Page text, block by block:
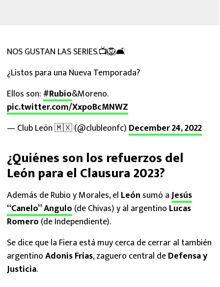
NOS GUSTAN LAS SERIES.📺🦁🛋
¿Listos para una Nueva Temporada?
Ellos son: #Rubio&Moreno.
pic.twitter.com/XxpoBcMNWZ
— Club León 🇲🇽 (@clubleonfc) December 24, 2022
¿Quiénes son los refuerzos del
León para el Clausura 2023?
Además de Rubio y Morales, el León sumó aJesús
“Canelo” Angulo (de Chivas) y al argentino Lucas
Romero (de Independiente).
Se dice que la Fiera está muy cerca de cerrar al también
argentinoAdonis Frías, zaguero central deDefensa y
Justicia.